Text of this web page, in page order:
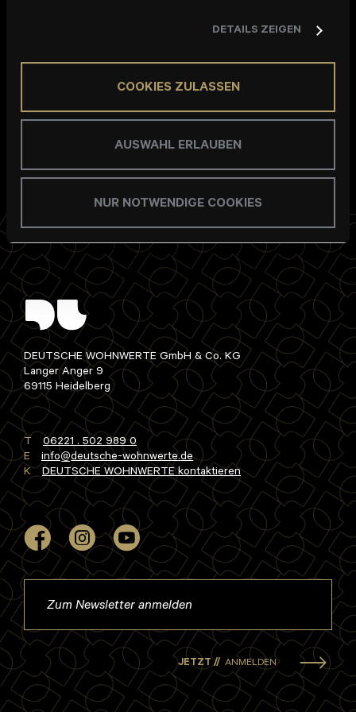
DETAILS ZEIGEN
COOKIES ZULASSEN
AUSWAHL ERLAUBEN
NUR NOTWENDIGE COOKIES
erwerben.
DEUTSCHE WOHNWERTE GmbH & Co. KG
Langer Anger 9
69115 Heidelberg
T
06221 . 502 989 0
E
info deutsche-wohnwertede
K
DEUTSCHE WOHNWERTE kontaktieren
JETZT // ANMELDEN